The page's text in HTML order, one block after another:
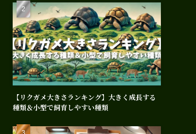
【リクガメ大きさランキング】大きく成長する
種類＆小型で飼育しやすい種類